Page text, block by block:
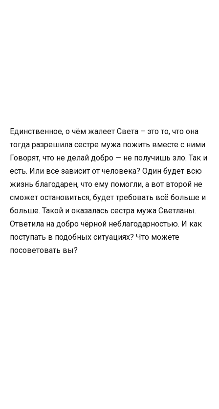
Единственное, о чём жалеет Света – это то, что она
тогда разрешила сестре мужа пожить вместе с ними.
Говорят, что не делай добро — не получишь зло. Так и
есть. Или всё зависит от человека? Один будет всю
жизнь благодарен, что ему помогли, а вот второй не
сможет остановиться, будет требовать всё больше и
больше. Такой и оказалась сестра мужа Светланы.
Ответила на добро чёрной неблагодарностью. И как
поступать в подобных ситуациях? Что можете
посоветовать вы?